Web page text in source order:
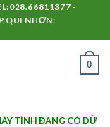
-
NHƠN:
0
TÍNH ĐANG CÓ DỮ